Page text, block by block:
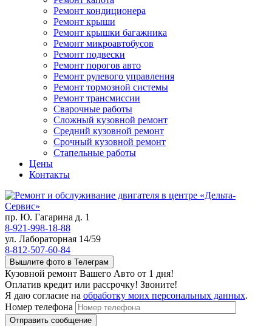
Ремонт кондиционера
Ремонт крыши
Ремонт крышки багажника
Ремонт микроавтобусов
Ремонт подвески
Ремонт порогов авто
Ремонт рулевого управления
Ремонт тормозной системы
Ремонт трансмиссии
Сварочные работы
Сложный кузовной ремонт
Средний кузовной ремонт
Срочный кузовной ремонт
Стапельные работы
Цены
Контакты
пр. Ю. Гагарина д. 1
8-921-998-18-88
ул. Лабораторная 14/59
8-812-507-60-84
Вышлите фото в Телеграм
Кузовной ремонт Вашего Авто от 1 дня!
Оплатив кредит или рассрочку! Звоните!
Я даю согласие на обработку моих персональных данных.
Номер телефона